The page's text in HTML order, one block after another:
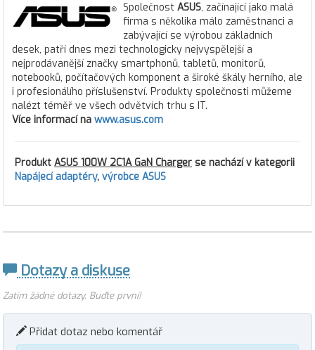
Společnost ASUS, začínající jako malá
firma s několika málo zaměstnanci a
zabývající se výrobou základních
desek, patří dnes mezi technologicky nejvyspělejší a
nejprodávanější značky smartphonů, tabletů, monitorů,
notebooků, počítačových komponent a široké škály herního, ale
i profesionálího příslušenství. Produkty společnosti můžeme
nalézt téměř ve všech odvětvích trhu s IT.
Více informací na www.asus.com
Produkt ASUS 100W 2C1A GaN Charger se nachází v kategorii
Napájecí adaptéry, výrobce ASUS
Dotazy a diskuse
Zatím žádné dotazy. Buďte první!
Přidat dotaz nebo komentář